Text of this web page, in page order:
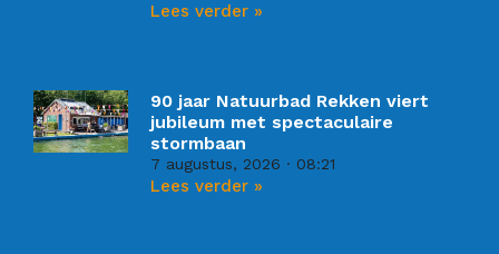
Lees verder »
90 jaar Natuurbad Rekken viert
jubileum met spectaculaire
stormbaan
7 augustus, 2026 08:21
Lees verder »